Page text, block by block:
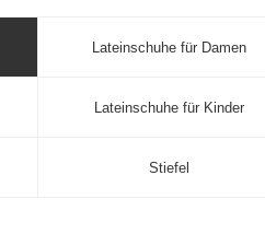
Lateinschuhe für Damen
Lateinschuhe für Kinder
Stiefel